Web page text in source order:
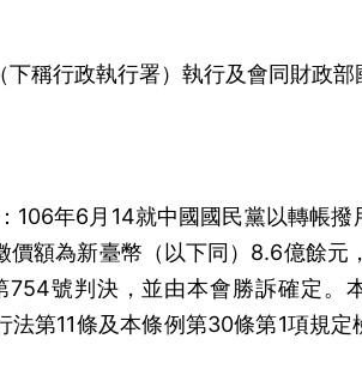
稱行政執行署）執行及會同財政部
年6月14就中國國民黨以轉帳撥
額為新臺幣（以下同）8.6億餘元
754號判決，並由本會勝訴確定。
法第11條及本條例第30條第1項規